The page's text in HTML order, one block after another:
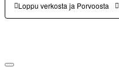
Loppu verkosta ja Porvoosta